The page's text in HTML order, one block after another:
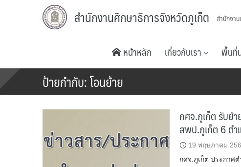
สำนักงานศึกษาธิการจังหวัดภูเก็ต สำนักงา
หน้าหลัก เกี่ยวกับเรา พื้นที่
ป้ายกำกับ:โอนย้าย
กศจ.ภูเก็ต รับย้
สพป.ภูเก็ต 6 ตำ
19 พฤษภาคม
กศจ.ภูเก็ต ประกาศ